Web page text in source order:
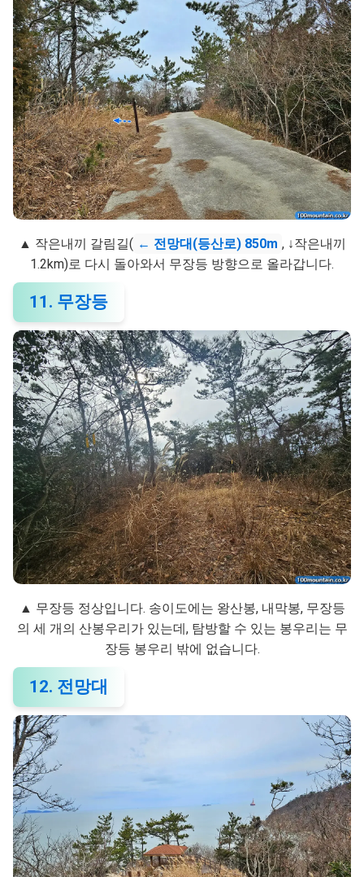
▲ 작은내끼 갈림길( ← 전망대(등산로) 850m , ↓작은내끼
1.2km)로 다시 돌아와서 무장등 방향으로 올라갑니다.
11. 무장등
▲ 무장등 정상입니다. 송이도에는 왕산봉, 내막봉, 무장등
의 세 개의 산봉우리가 있는데, 탐방할 수 있는 봉우리는 무
장등 봉우리 밖에 없습니다.
12. 전망대